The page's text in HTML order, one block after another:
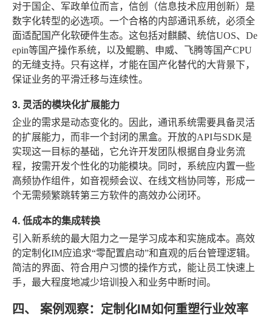
对于国企、军政单位而言，信创（信息技术应用创新）是
数字化转型的必选项。一个合格的内部通讯系统，必须全
面适配国产化软硬件生态。这包括对麒麟、统信UOS、De
epin等国产操作系统，以及鲲鹏、申威、飞腾等国产CPU
的无缝支持。只有这样，才能在国产化替代的大背景下，
保证业务的平滑迁移与连续性。
3. 灵活的模块化扩展能力
企业的需求是动态变化的。因此，通讯系统需要具备灵活
的扩展能力，而非一个封闭的黑盒。开放的API与SDK是
实现这一目标的基础，它允许开发团队根据自身业务流
程，按需开发个性化的功能模块。同时，系统应内置一些
高频协作组件，如音视频会议、在线文档协同等，形成一
个无需频繁跳转第三方软件的高效办公闭环。
4. 低成本的集成转换
引入新系统的最大阻力之一是学习成本和实施成本。高效
的定制化IM应追求“零配置启动”和直观的后台管理逻辑。
简洁的界面、符合用户习惯的操作方式，能让员工快速上
手，最大程度地减少培训投入和业务中断时间。
四、 案例观察：定制化IM如何重塑行业效率